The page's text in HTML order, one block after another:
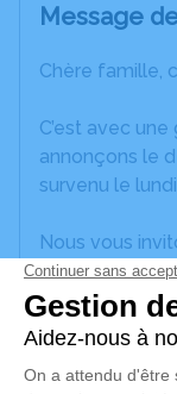
Message
Chère famille,
C’est avec
annonçons le
survenu le
Nous vous
laisser vos
souvenirs, une
à travers des
est un lieu
mémoire de